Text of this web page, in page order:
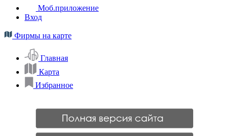
Моб.приложение
Вход
Фирмы на карте
Главная
Карта
Избранное